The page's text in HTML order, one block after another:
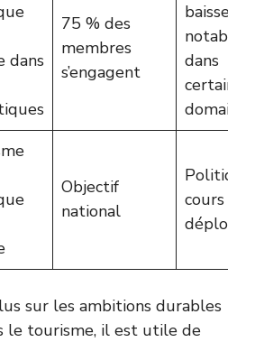
dans
75 % des
membres
s’engagent
baisses
notables
dans
certains
domaines
Objectif
national
cours de
sur les ambitions durables
le tourisme, il est utile de